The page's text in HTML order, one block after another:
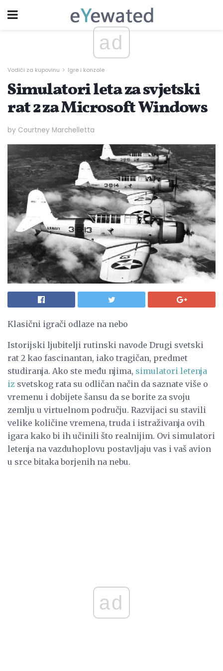
ad
Vodiči za kupovinu Igre i konzole
Simulatori leta za svjetski
rat 2 za Microsoft Windows
by Courtney Marchelletta
Klasični igrači odlaze na nebo
Istorijski ljubitelji rutinski navode Drugi svetski
rat 2 kao fascinantan, iako tragičan, predmet
studiranja. Ako ste među njima, simulatori letenja
iz svetskog rata su odličan način da saznate više o
vremenu i dobijete šansu da se borite za svoju
zemlju u virtuelnom području. Razvijaci su stavili
velike količine vremena, truda i istraživanja ovih
igara kako bi ih učinili što realnijim. Ovi simulatori
letenja na vazduhoplovu postavljaju vas i vaš avion
u srce bitaka borjenih na nebu.
ad